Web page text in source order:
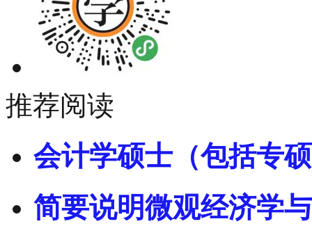
推荐阅读
会计学硕士（包括专
简要说明微观经济学